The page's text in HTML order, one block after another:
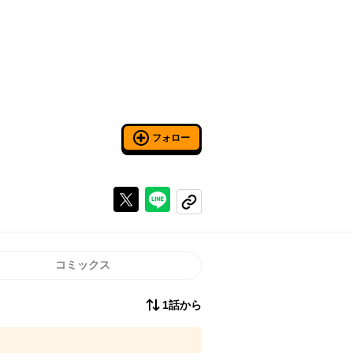
フォロー
Xで投稿するラインでシェアする
コピーする
コミックス
1話から